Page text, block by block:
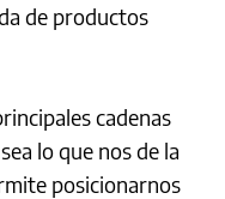
de productos
cadenas
lo que nos de la
posicionarnos